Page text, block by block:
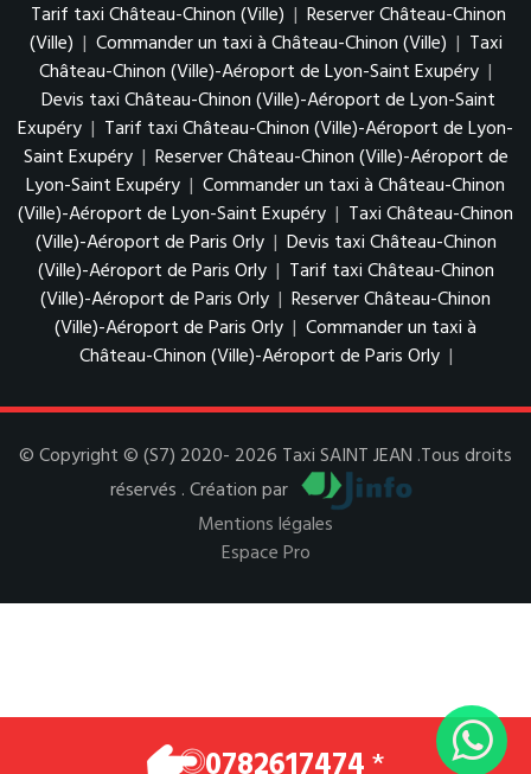
Tarif taxi Château-Chinon (Ville) | Reserver Château-Chinon
(Ville) | Commander un taxi à Château-Chinon (Ville) | Taxi
Château-Chinon (Ville)-Aéroport de Lyon-Saint Exupéry |
Devis taxi Château-Chinon (Ville)-Aéroport de Lyon-Saint
Exupéry | Tarif taxi Château-Chinon (Ville)-Aéroport de Lyon-
Saint Exupéry | Reserver Château-Chinon (Ville)-Aéroport de
Lyon-Saint Exupéry | Commander un taxi à Château-Chinon
(Ville)-Aéroport de Lyon-Saint Exupéry | Taxi Château-Chinon
(Ville)-Aéroport de Paris Orly | Devis taxi Château-Chinon
(Ville)-Aéroport de Paris Orly | Tarif taxi Château-Chinon
(Ville)-Aéroport de Paris Orly | Reserver Château-Chinon
(Ville)-Aéroport de Paris Orly | Commander un taxi à
Château-Chinon (Ville)-Aéroport de Paris Orly |
© Copyright © (S7) 2020- 2026 Taxi SAINT JEAN .Tous droits
réservés . Création par
Mentions légales
Espace Pro